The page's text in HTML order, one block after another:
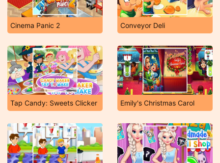
Cinema Panic 2 Conveyor Deli
Tap Candy: Sweets Clicker Emily's Christmas Carol